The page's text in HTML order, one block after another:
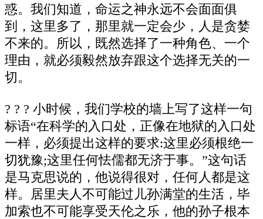
惑。我们知道，命运之神永远不会面面俱
到，这里多了，那里就一定会少，人是贪婪
不来的。所以，既然选择了一种角色、一个
理由，就必须毅然放弃跟这个选择无关的一
切。
? ? ? 小时候，我们学校的墙上写了这样一句
标语“在科学的入口处，正像在地狱的入口处
一样，必须提出这样的要求:这里必须根绝一
切犹豫;这里任何怯儒都无济于事。”这句话
是马克思说的，他说得很对，任何人都是这
样。居里夫人不可能过儿孙满堂的生活，毕
加索也不可能享受天伦之乐，他的孙子根本